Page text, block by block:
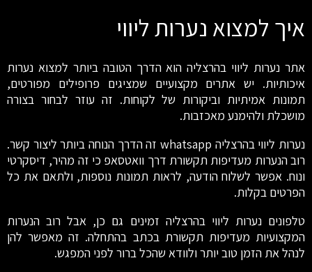
איך למצוא נערות ליווי
אתר נערות ליווי בהרצליה הוא הדרך הטובה ביותר למצוא נערות
איכותיות. יש אתרים מקצועיים שמציגים פרופילים מפורטים,
תמונות אמיתיות וביקורות של לקוחות. זה עוזר לבחור בצורה
מושכלת ולהימנע מאכזבות.
נערות ליווי בהרצליה whatsapp זה הדרך הנוחה ביותר ליצור קשר.
רוב הנערות מעדיפות תקשורת דרך וואטסאפ כי זה מהיר, דיסקרטי
ונוח. אפשר לשלוח הודעה, לראות תמונות נוספות, ולתאם את כל
הפרטים בקלות.
טלפונים נערות ליווי בהרצליה זמינים גם כן, אבל רוב הנערות
המקצועיות מעדיפות תקשורת בכתב בהתחלה. זה מאפשר להן
לנהל את הזמן טוב יותר ולוודא שהכל ברור לפני המפגש.